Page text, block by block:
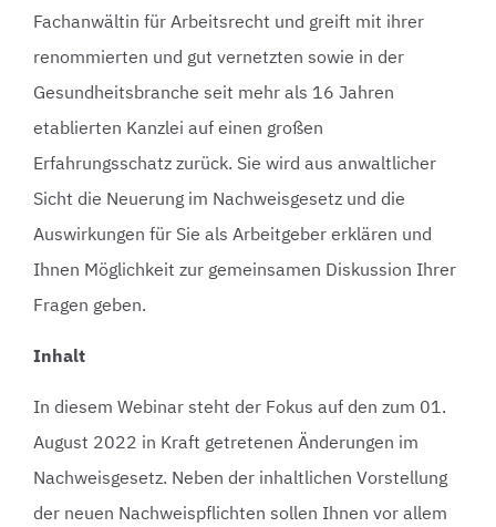
Fachanwältin für Arbeitsrecht und greift mit ihrer
renommierten und gut vernetzten sowie in der
Gesundheitsbranche seit mehr als 16 Jahren
etablierten Kanzlei auf einen großen
Erfahrungsschatz zurück. Sie wird aus anwaltlicher
Sicht die Neuerung im Nachweisgesetz und die
Auswirkungen für Sie als Arbeitgeber erklären und
Ihnen Möglichkeit zur gemeinsamen Diskussion Ihrer
Fragen geben.
Inhalt
In diesem Webinar steht der Fokus auf den zum 01.
August 2022 in Kraft getretenen Änderungen im
Nachweisgesetz. Neben der inhaltlichen Vorstellung
der neuen Nachweispflichten sollen Ihnen vor allem